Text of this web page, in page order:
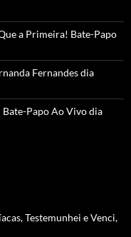
a Primeira! Bate-Papo
Fernandes dia
Bate-Papo Ao Vivo dia
Testemunhei e Venci,